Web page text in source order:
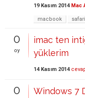
19 Kasım 2014 Mac
macbook safari
0
oy
imac ten
yüklerim
14 Kasım 2014
0
Windows 7